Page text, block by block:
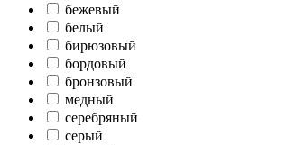
бежевый
белый
бирюзовый
бордовый
бронзовый
медный
серебряный
серый